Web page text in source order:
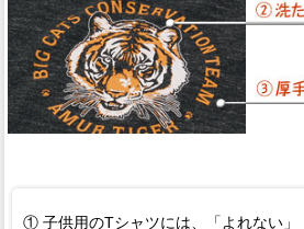
① 子供用のTシャツには、「よれない」